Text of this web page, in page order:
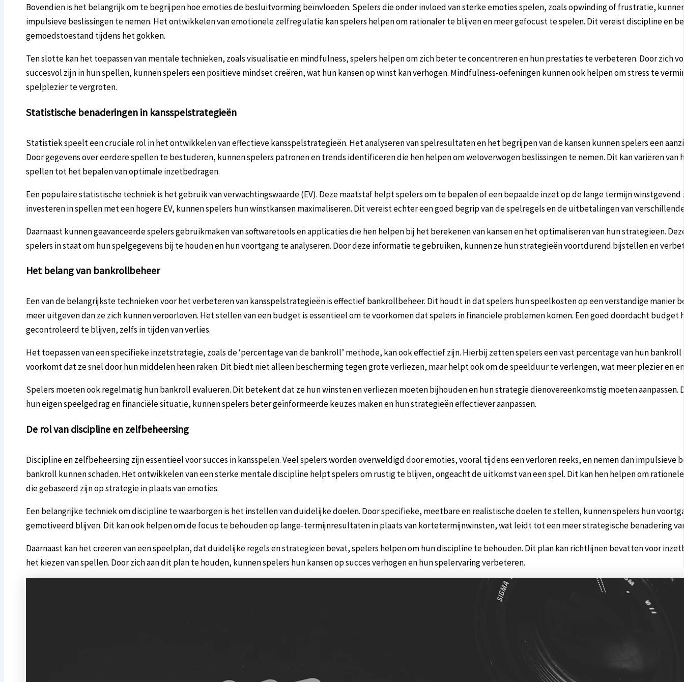
Bovendien is het belangrijk om te begrijpen hoe emoties de besluitvorming beïnvloeden. Spelers die onder invloed van sterke emoties spelen, zoals opwinding of frustratie,
impulsieve beslissingen te nemen. Het ontwikkelen van emotionele zelfregulatie kan spelers helpen om rationaler te blijven en meer gefocust te spelen. Dit vereist discipline en
gemoedstoestand tijdens het gokken.
Ten slotte kan het toepassen van mentale technieken, zoals visualisatie en mindfulness, spelers helpen om zich beter te concentreren en hun prestaties te verbeteren. Door zich
succesvol zijn in hun spellen, kunnen spelers een positieve mindset creëren, wat hun kansen op winst kan verhogen. Mindfulness-oefeningen kunnen ook helpen om stress te
spelplezier te vergroten.
Statistische benaderingen in kansspelstrategieën
Statistiek speelt een cruciale rol in het ontwikkelen van effectieve kansspelstrategieën. Het analyseren van spelresultaten en het begrijpen van de kansen kunnen spelers een
Door gegevens over eerdere spellen te bestuderen, kunnen spelers patronen en trends identificeren die hen helpen om weloverwogen beslissingen te nemen. Dit kan variëren van
spellen tot het bepalen van optimale inzetbedragen.
Een populaire statistische techniek is het gebruik van verwachtingswaarde (EV). Deze maatstaf helpt spelers om te bepalen of een bepaalde inzet op de lange termijn winstgevend
investeren in spellen met een hogere EV, kunnen spelers hun winstkansen maximaliseren. Dit vereist echter een goed begrip van de spelregels en de uitbetalingen van
Daarnaast kunnen geavanceerde spelers gebruikmaken van softwaretools en applicaties die hen helpen bij het berekenen van kansen en het optimaliseren van hun strategieën.
spelers in staat om hun spelgegevens bij te houden en hun voortgang te analyseren. Door deze informatie te gebruiken, kunnen ze hun strategieën voortdurend bijstellen en
Het belang van bankrollbeheer
Een van de belangrijkste technieken voor het verbeteren van kansspelstrategieën is effectief bankrollbeheer. Dit houdt in dat spelers hun speelkosten op een verstandige manier
meer uitgeven dan ze zich kunnen veroorloven. Het stellen van een budget is essentieel om te voorkomen dat spelers in financiële problemen komen. Een goed doordacht budget
gecontroleerd te blijven, zelfs in tijden van verlies.
Het toepassen van een specifieke inzetstrategie, zoals de ‘percentage van de bankroll’ methode, kan ook effectief zijn. Hierbij zetten spelers een vast percentage van hun
voorkomt dat ze snel door hun middelen heen raken. Dit biedt niet alleen bescherming tegen grote verliezen, maar helpt ook om de speelduur te verlengen, wat meer plezier en
Spelers moeten ook regelmatig hun bankroll evalueren. Dit betekent dat ze hun winsten en verliezen moeten bijhouden en hun strategie dienovereenkomstig moeten aanpassen.
hun eigen speelgedrag en financiële situatie, kunnen spelers beter geïnformeerde keuzes maken en hun strategieën effectiever aanpassen.
De rol van discipline en zelfbeheersing
Discipline en zelfbeheersing zijn essentieel voor succes in kansspelen. Veel spelers worden overweldigd door emoties, vooral tijdens een verloren reeks, en nemen dan impulsieve
bankroll kunnen schaden. Het ontwikkelen van een sterke mentale discipline helpt spelers om rustig te blijven, ongeacht de uitkomst van een spel. Dit kan hen helpen om
die gebaseerd zijn op strategie in plaats van emoties.
Een belangrijke techniek om discipline te waarborgen is het instellen van duidelijke doelen. Door specifieke, meetbare en realistische doelen te stellen, kunnen spelers hun
gemotiveerd blijven. Dit kan ook helpen om de focus te behouden op lange-termijnresultaten in plaats van kortetermijnwinsten, wat leidt tot een meer strategische benadering
Daarnaast kan het creëren van een speelplan, dat duidelijke regels en strategieën bevat, spelers helpen om hun discipline te behouden. Dit plan kan richtlijnen bevatten voor
het kiezen van spellen. Door zich aan dit plan te houden, kunnen spelers hun kansen op succes verhogen en hun spelervaring verbeteren.